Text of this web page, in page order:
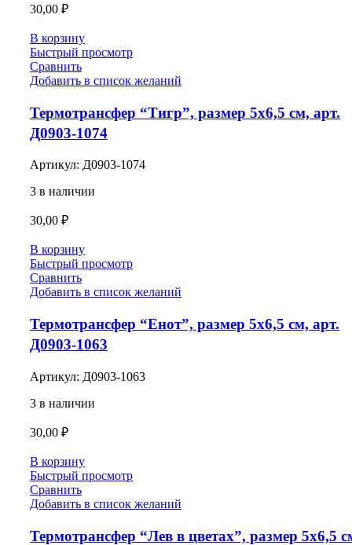
30,00 ₽
В корзину
Быстрый просмотр
Сравнить
Добавить в список желаний
Термотрансфер “Тигр”, размер 5х6,5 см, арт.
Д0903-1074
Артикул: Д0903-1074
3 в наличии
30,00 ₽
В корзину
Быстрый просмотр
Сравнить
Добавить в список желаний
Термотрансфер “Енот”, размер 5х6,5 см, арт.
Д0903-1063
Артикул: Д0903-1063
3 в наличии
30,00 ₽
В корзину
Быстрый просмотр
Сравнить
Добавить в список желаний
Термотрансфер “Лев в цветах”, размер 5х6,5